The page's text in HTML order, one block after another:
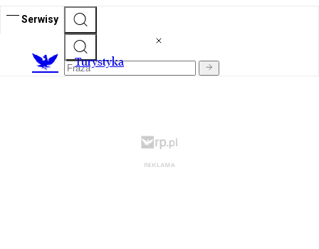
Serwisy
Turystyka